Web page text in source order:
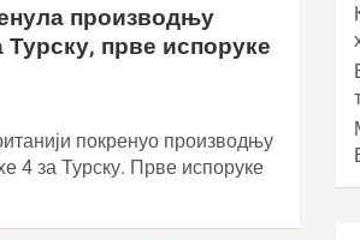
производњу
прве испоруке
покренуо производњу
4 за Турску. Прве испоруке